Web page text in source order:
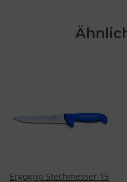
Ergogrip Stechmesser 15